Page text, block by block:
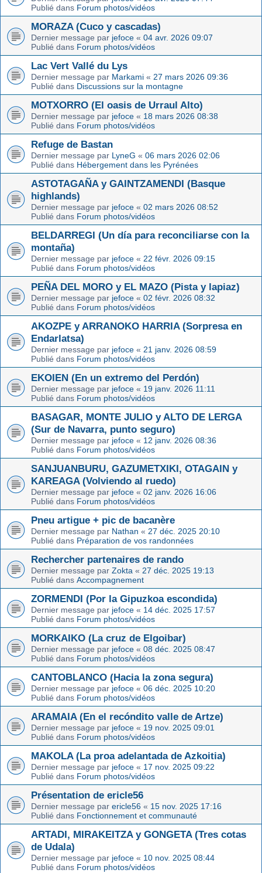
Publié dans Forum photos/vidéos
MORAZA (Cuco y cascadas)
Dernier message par jefoce « 04 avr. 2026 09:07
Publié dans Forum photos/vidéos
Lac Vert Vallé du Lys
Dernier message par Markami « 27 mars 2026 09:36
Publié dans Discussions sur la montagne
MOTXORRO (El oasis de Urraul Alto)
Dernier message par jefoce « 18 mars 2026 08:38
Publié dans Forum photos/vidéos
Refuge de Bastan
Dernier message par LyneG « 06 mars 2026 02:06
Publié dans Hébergement dans les Pyrénées
ASTOTAGAÑA y GAINTZAMENDI (Basque
highlands)
Dernier message par jefoce « 02 mars 2026 08:52
Publié dans Forum photos/vidéos
BELDARREGI (Un día para reconciliarse con la
montaña)
Dernier message par jefoce « 22 févr. 2026 09:15
Publié dans Forum photos/vidéos
PEÑA DEL MORO y EL MAZO (Pista y lapiaz)
Dernier message par jefoce « 02 févr. 2026 08:32
Publié dans Forum photos/vidéos
AKOZPE y ARRANOKO HARRIA (Sorpresa en
Endarlatsa)
Dernier message par jefoce « 21 janv. 2026 08:59
Publié dans Forum photos/vidéos
EKOIEN (En un extremo del Perdón)
Dernier message par jefoce « 19 janv. 2026 11:11
Publié dans Forum photos/vidéos
BASAGAR, MONTE JULIO y ALTO DE LERGA
(Sur de Navarra, punto seguro)
Dernier message par jefoce « 12 janv. 2026 08:36
Publié dans Forum photos/vidéos
SANJUANBURU, GAZUMETXIKI, OTAGAIN y
KAREAGA (Volviendo al ruedo)
Dernier message par jefoce « 02 janv. 2026 16:06
Publié dans Forum photos/vidéos
Pneu artigue + pic de bacanère
Dernier message par Nathan « 27 déc. 2025 20:10
Publié dans Préparation de vos randonnées
Rechercher partenaires de rando
Dernier message par Zokta « 27 déc. 2025 19:13
Publié dans Accompagnement
ZORMENDI (Por la Gipuzkoa escondida)
Dernier message par jefoce « 14 déc. 2025 17:57
Publié dans Forum photos/vidéos
MORKAIKO (La cruz de Elgoibar)
Dernier message par jefoce « 08 déc. 2025 08:47
Publié dans Forum photos/vidéos
CANTOBLANCO (Hacia la zona segura)
Dernier message par jefoce « 06 déc. 2025 10:20
Publié dans Forum photos/vidéos
ARAMAIA (En el recóndito valle de Artze)
Dernier message par jefoce « 19 nov. 2025 09:01
Publié dans Forum photos/vidéos
MAKOLA (La proa adelantada de Azkoitia)
Dernier message par jefoce « 17 nov. 2025 09:22
Publié dans Forum photos/vidéos
Présentation de ericle56
Dernier message par ericle56 « 15 nov. 2025 17:16
Publié dans Fonctionnement et communauté
ARTADI, MIRAKEITZA y GONGETA (Tres cotas
de Udala)
Dernier message par jefoce « 10 nov. 2025 08:44
Publié dans Forum photos/vidéos